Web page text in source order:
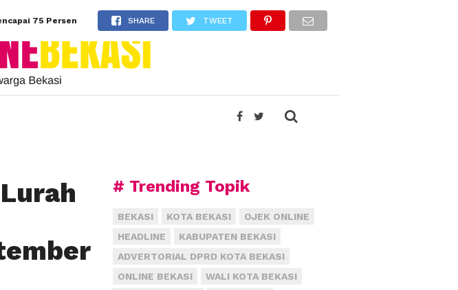
75 Persen SHARE TWEET
# Trending Topik
BEKASI KOTA BEKASI
OJEK ONLINE
HEADLINE
KABUPATEN BEKASI
ADVERTORIAL DPRD KOTA BEKASI
ONLINE BEKASI
WALI KOTA BEKASI